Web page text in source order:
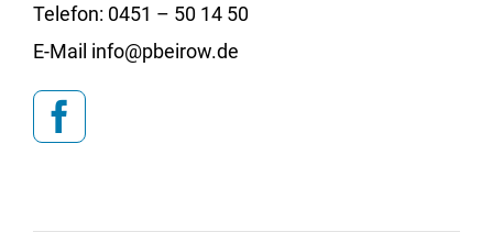
Telefon: 0451 – 50 14 50
E-Mail info@pbeirow.de